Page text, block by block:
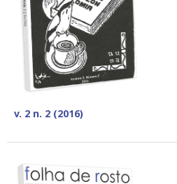
v. 2 n. 2 (2016)